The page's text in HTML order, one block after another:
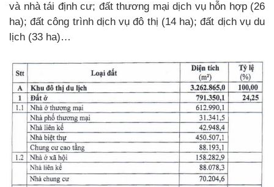
và nhà tái định cư; đất thương mại dịch vụ hỗn hợp (26
ha); đất công trình dịch vụ đô thị (14 ha); đất dịch vụ du
lịch (33 ha)…